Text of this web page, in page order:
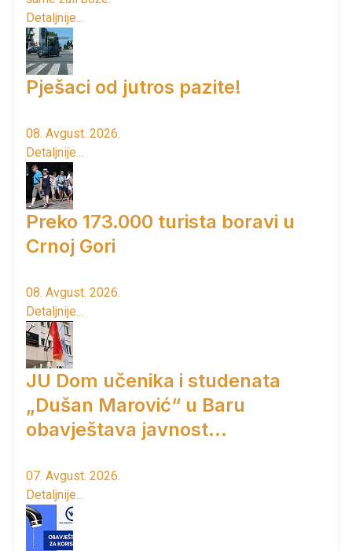
Detaljnije...
Pješaci od jutros pazite!
08. Avgust. 2026.
Detaljnije...
Preko 173.000 turista boravi u
Crnoj Gori
08. Avgust. 2026.
Detaljnije...
JU Dom učenika i studenata
„Dušan Marović“ u Baru
obavještava javnost...
07. Avgust. 2026.
Detaljnije...